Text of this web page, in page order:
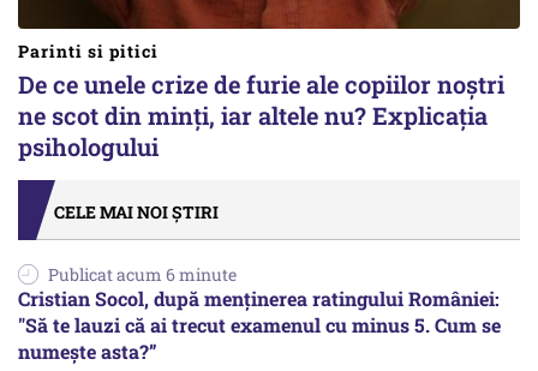
Parinti si pitici
De ce unele crize de furie ale copiilor noștri
ne scot din minți, iar altele nu? Explicația
psihologului
CELE MAI NOI ȘTIRI
Publicat acum 6 minute
Cristian Socol, după menținerea ratingului României:
"Să te lauzi că ai trecut examenul cu minus 5. Cum se
numește asta?”